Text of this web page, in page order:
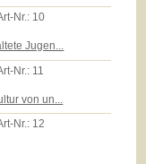
Nr.: 10
Jugen...
Nr.: 11
von un...
Nr.: 12